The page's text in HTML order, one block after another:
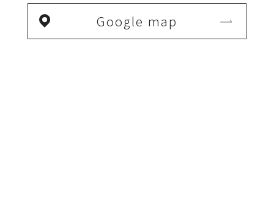
Google map